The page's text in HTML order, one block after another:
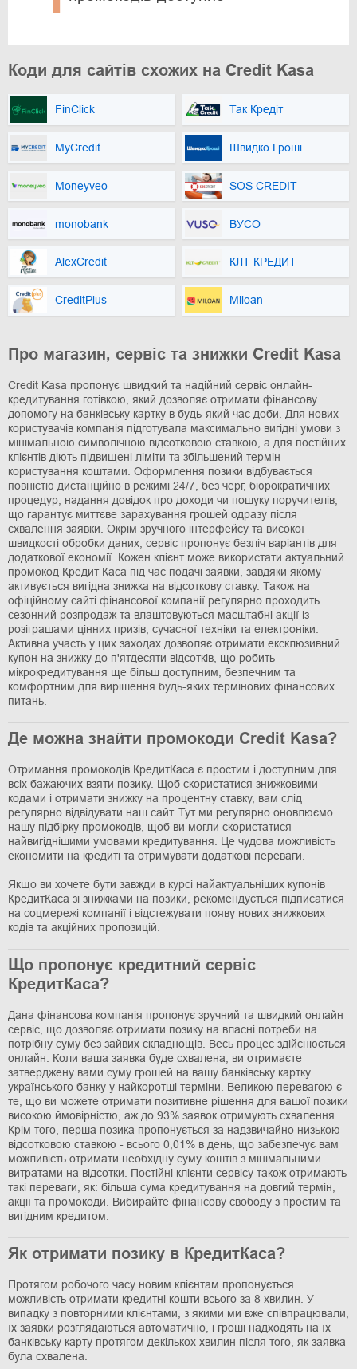
Коди для сайтів схожих на Credit Kasa
FinClick Так Кредіт
MyCredit Швидко Гроші
Moneyveo SOS CREDIT
monobank ВУСО
AlexCredit КЛТ КРЕДИТ
CreditPlus Miloan
Про магазин, сервіс та знижки Credit Kasa
Credit Kasa пропонує швидкий та надійний сервіс онлайн-
кредитування готівкою, який дозволяє отримати фінансову
допомогу на банківську картку в будь-який час доби. Для нових
користувачів компанія підготувала максимально вигідні умови з
мінімальною символічною відсотковою ставкою, а для постійних
клієнтів діють підвищені ліміти та збільшений термін
користування коштами. Оформлення позики відбувається
повністю дистанційно в режимі 24/7, без черг, бюрократичних
процедур, надання довідок про доходи чи пошуку поручителів,
що гарантує миттєве зарахування грошей одразу після
схвалення заявки. Окрім зручного інтерфейсу та високої
швидкості обробки даних, сервіс пропонує безліч варіантів для
додаткової економії. Кожен клієнт може використати актуальний
промокод Кредит Каса під час подачі заявки, завдяки якому
активується вигідна знижка на відсоткову ставку. Також на
офіційному сайті фінансової компанії регулярно проходить
сезонний розпродаж та влаштовуються масштабні акції із
розіграшами цінних призів, сучасної техніки та електроніки.
Активна участь у цих заходах дозволяє отримати ексклюзивний
купон на знижку до п'ятдесяти відсотків, що робить
мікрокредитування ще більш доступним, безпечним та
комфортним для вирішення будь-яких термінових фінансових
питань.
Де можна знайти промокоди Credit Kasa?
Отримання промокодів КредитКаса є простим і доступним для
всіх бажаючих взяти позику. Щоб скористатися знижковими
кодами і отримати знижку на процентну ставку, вам слід
регулярно відвідувати наш сайт. Тут ми регулярно оновлюємо
нашу підбірку промокодів, щоб ви могли скористатися
найвигіднішими умовами кредитування. Це чудова можливість
економити на кредиті та отримувати додаткові переваги.
Якщо ви хочете бути завжди в курсі найактуальніших купонів
КредитКаса зі знижками на позики, рекомендується підписатися
на соцмережі компанії і відстежувати появу нових знижкових
кодів та акційних пропозицій.
Що пропонує кредитний сервіс
КредитКаса?
Дана фінансова компанія пропонує зручний та швидкий онлайн
сервіс, що дозволяє отримати позику на власні потреби на
потрібну суму без зайвих складнощів. Весь процес здійснюється
онлайн. Коли ваша заявка буде схвалена, ви отримаєте
затверджену вами суму грошей на вашу банківську картку
українського банку у найкоротші терміни. Великою перевагою є
те, що ви можете отримати позитивне рішення для вашої позики
високою ймовірністю, аж до 93% заявок отримують схвалення.
Крім того, перша позика пропонується за надзвичайно низькою
відсотковою ставкою - всього 0,01% в день, що забезпечує вам
можливість отримати необхідну суму коштів з мінімальними
витратами на відсотки. Постійні клієнти сервісу також отримають
такі переваги, як: більша сума кредитування на довгий термін,
акції та промокоди. Вибирайте фінансову свободу з простим та
вигідним кредитом.
Як отримати позику в КредитКаса?
Протягом робочого часу новим клієнтам пропонується
можливість отримати кредитні кошти всього за 8 хвилин. У
випадку з повторними клієнтами, з якими ми вже співпрацювали,
їх заявки розглядаються автоматично, і гроші надходять на їх
банківську карту протягом декількох хвилин після того, як заявка
була схвалена.